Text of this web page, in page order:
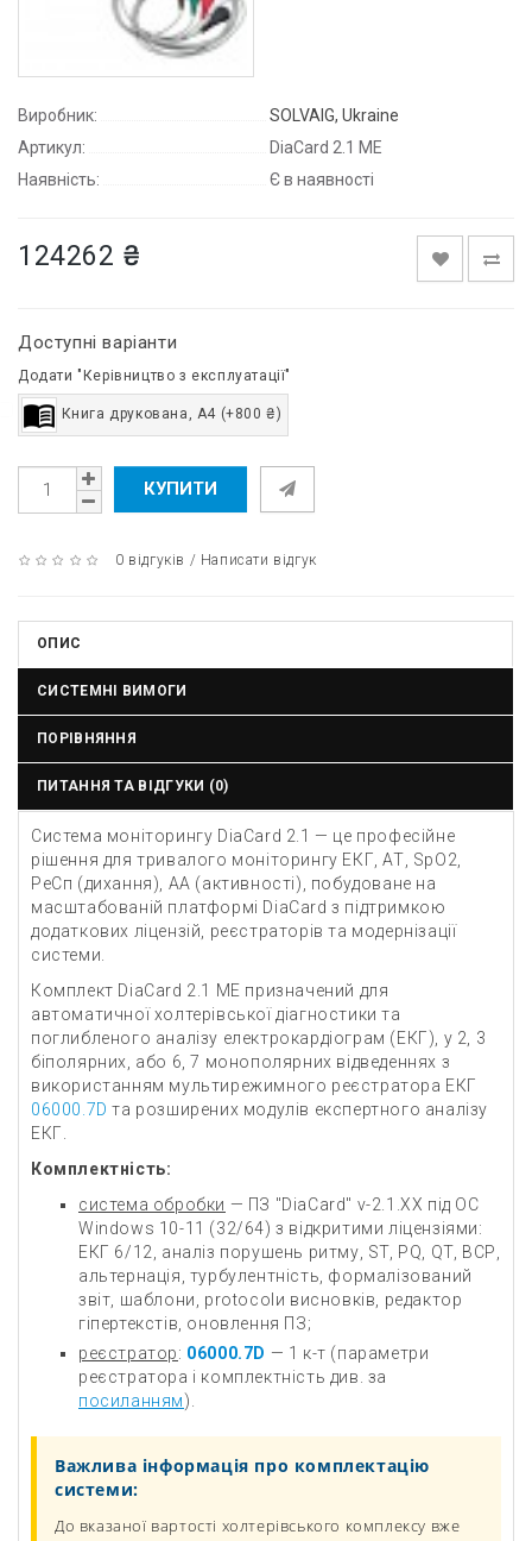
Виробник:
SOLVAIG, Ukraine
Артикул:
DiaCard 2.1 ME
Наявність:
Є в наявності
124262 ₴
Доступні варіанти
Додати "Керівництво з експлуатації"
Книга друкована, A4 (+800 ₴)
КУПИТИ
0 відгуків / Написати відгук
ОПИС
СИСТЕМНІ ВИМОГИ
ПОРІВНЯННЯ
ПИТАННЯ ТА ВІДГУКИ (0)
Система моніторингу DiaCard 2.1 — це професійне
рішення для тривалого моніторингу ЕКГ, АТ, SpO2,
РеСп (дихання), АА (активності), побудоване на
масштабованій платформі DiaCard з підтримкою
додаткових ліцензій, реєстраторів та модернізації
системи.
Комплект DiaCard 2.1 ME призначений для
автоматичної холтерівської діагностики та
поглибленого аналізу електрокардіограм (ЕКГ), у 2, 3
біполярних, або 6, 7 монополярних відведеннях з
використанням мультирежимного реєстратора ЕКГ
06000.7D та розширених модулів експертного аналізу
ЕКГ.
Комплектність:
система обробки — ПЗ "DiaCard" v-2.1.XX під ОС
Windows 10-11 (32/64) з відкритими ліцензіями:
ЕКГ 6/12, аналіз порушень ритму, ST, PQ, QT, ВСР,
альтернація, турбулентність, формалізований
звіт, шаблони, protocolи висновків, редактор
гіпертекстів, оновлення ПЗ;
реєстратор: 06000.7D — 1 к-т (параметри
реєстратора і комплектність див. за
посиланням).
Важлива інформація про комплектацію
системи:
До вказаної вартості холтерівського комплексу вже